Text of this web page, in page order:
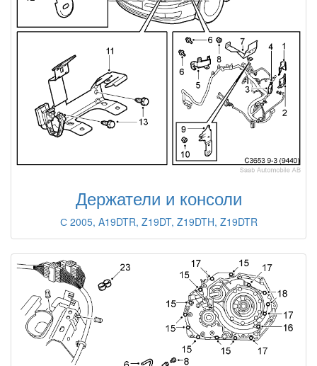
Держатели и консоли
С 2005, A19DTR, Z19DT, Z19DTH, Z19DTR